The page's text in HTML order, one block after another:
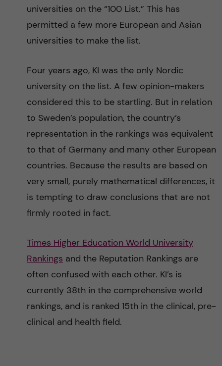
universities on the “100 List.” This has
permitted a few more European and Asian
universities to make the list.
Four years ago, KI was the only Nordic
university on the list. A few opinion-makers
considered this to be startling. But in relation
to Sweden’s population, the country’s
representation in the rankings was equivalent
to that of Germany and many other European
countries. Because the results are based on
very small, purely mathematical differences, it
is tempting to draw conclusions that are not
firmly rooted in fact.
Times Higher Education World University
Rankings and the Reputation Rankings are
often confused with each other. KI’s is
currently 38th in the comprehensive world
rankings, and is ranked 15th in the clinical, pre-
clinical and health field.